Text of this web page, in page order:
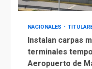
NACIONALES
Instalan carpas
terminales
Aeropuerto de